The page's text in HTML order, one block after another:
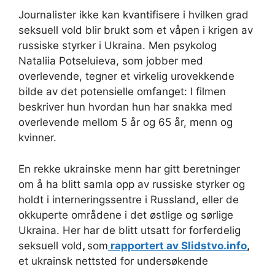
Journalister ikke kan kvantifisere i hvilken grad
seksuell vold blir brukt som et våpen i krigen av
russiske styrker i Ukraina. Men psykolog
Nataliia Potseluieva, som jobber med
overlevende, tegner et virkelig urovekkende
bilde av det potensielle omfanget: I filmen
beskriver hun hvordan hun har snakka med
overlevende mellom 5 år og 65 år, menn og
kvinner.
En rekke ukrainske menn har gitt beretninger
om å ha blitt samla opp av russiske styrker og
holdt i interneringssentre i Russland, eller de
okkuperte områdene i det østlige og sørlige
Ukraina. Her har de blitt utsatt for forferdelig
seksuell vold, som rapportert av Slidstvo.info,
et ukrainsk nettsted for undersøkende